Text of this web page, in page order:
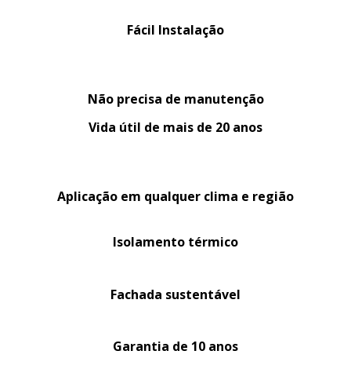
Fácil Instalação
Não precisa de manutenção
Vida útil de mais de 20 anos
Aplicação em qualquer clima e região
Isolamento térmico
Fachada sustentável
Garantia de 10 anos